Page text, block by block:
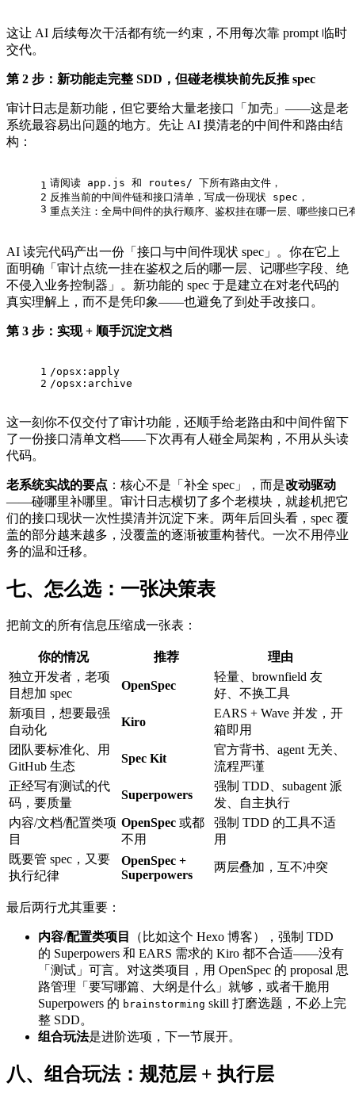
这让 AI 后续每次干活都有统一约束，不用每次靠 prompt 临时
交代。
第 2 步：新功能走完整 SDD，但碰老模块前先反推 spec
审计日志是新功能，但它要给大量老接口「加壳」——这是老
系统最容易出问题的地方。先让 AI 摸清老的中间件和路由结
构：
1
2
3
请阅读 app.js 和 routes/ 下所有路由文件，
反推当前的中间件链和接口清单，写成一份现状 spec，
重点关注：全局中间件的执行顺序、鉴权挂在哪一层、哪些接口已
AI 读完代码产出一份「接口与中间件现状 spec」。你在它上
面明确「审计点统一挂在鉴权之后的哪一层、记哪些字段、绝
不侵入业务控制器」。新功能的 spec 于是建立在对老代码的
真实理解上，而不是凭印象——也避免了到处手改接口。
第 3 步：实现 + 顺手沉淀文档
1
2
/opsx:apply
/opsx:archive
这一刻你不仅交付了审计功能，还顺手给老路由和中间件留下
了一份接口清单文档——下次再有人碰全局架构，不用从头读
代码。
老系统实战的要点 ：核心不是「补全 spec」，而是改动驱动
——碰哪里补哪里。审计日志横切了多个老模块，就趁机把它
们的接口现状一次性摸清并沉淀下来。两年后回头看，spec 覆
盖的部分越来越多，没覆盖的逐渐被重构替代。一次不用停业
务的温和迁移。
七、怎么选：一张决策表
把前文的所有信息压缩成一张表：
你的情况 推荐
理由
独立开发者，老项
目想加 spec
OpenSpec
轻量、brownfield 友
好、不换工具
新项目，想要最强
自动化
Kiro
EARS + Wave 并发，开
箱即用
团队要标准化、用
GitHub 生态
Spec Kit
官方背书、agent 无关、
流程严谨
正经写有测试的代
码，要质量
Superpowers
强制 TDD、subagent 派
发、自主执行
内容/文档/配置类项
目
OpenSpec 或都
不用
强制 TDD 的工具不适
用
既要管 spec，又要
执行纪律
OpenSpec +
Superpowers
两层叠加，互不冲突
最后两行尤其重要：
内容/配置类项目
（比如这个 Hexo 博客），强制 TDD
的 Superpowers 和 EARS 需求的 Kiro 都不合适——没有
「测试」可言。对这类项目，用 OpenSpec 的 proposal 思
路管理「要写哪篇、大纲是什么」就够，或者干脆用
Superpowers 的 brainstorming skill 打磨选题，不必上完
整 SDD。
组合玩法是进阶选项，下一节展开。
八、组合玩法：规范层 + 执行层